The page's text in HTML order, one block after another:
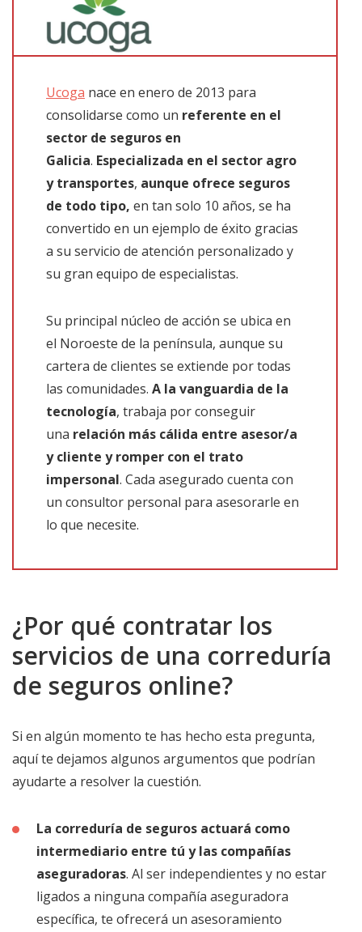
Ucoga nace en enero de 2013 para
consolidarse como un referente en el
sector de seguros en
Galicia. Especializada en el sector agro
y transportes, aunque ofrece seguros
de todo tipo, en tan solo 10 años, se ha
convertido en un ejemplo de éxito gracias
a su servicio de atención personalizado y
su gran equipo de especialistas.
Su principal núcleo de acción se ubica en
el Noroeste de la península, aunque su
cartera de clientes se extiende por todas
las comunidades. A la vanguardia de la
tecnología, trabaja por conseguir
una relación más cálida entre asesor/a
y cliente y romper con el trato
impersonal. Cada asegurado cuenta con
un consultor personal para asesorarle en
lo que necesite.
¿Por qué contratar los
servicios de una correduría
de seguros online?
Si en algún momento te has hecho esta pregunta,
aquí te dejamos algunos argumentos que podrían
ayudarte a resolver la cuestión.
La correduría de seguros actuará como
intermediario entre tú y las compañías
aseguradoras. Al ser independientes y no estar
ligados a ninguna compañía aseguradora
específica, te ofrecerá un asesoramiento